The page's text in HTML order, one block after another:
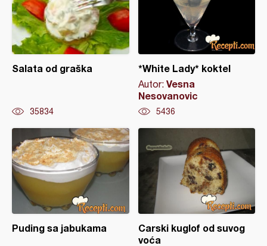
Salata od graška
35834
*White Lady* koktel
Autor: Vesna
Nesovanovic
5436
Puding sa jabukama
Carski kuglof od suvog
voća